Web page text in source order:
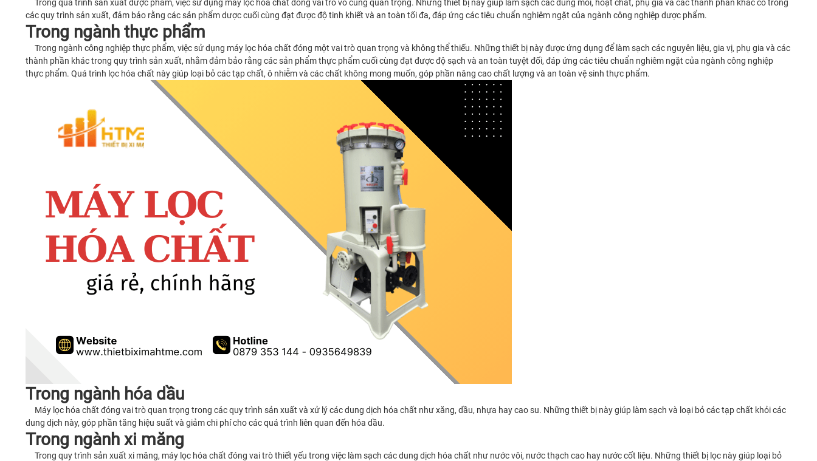
Trong quá trình sản xuất dược phẩm, việc sử dụng máy lọc hóa chất đóng vai trò vô cùng quan trọng. Những thiết bị này giúp làm sạch các dung môi, hoạt chất, phụ gia và các thành phần khác có trong
các quy trình sản xuất, đảm bảo rằng các sản phẩm dược cuối cùng đạt được độ tinh khiết và an toàn tối đa, đáp ứng các tiêu chuẩn nghiêm ngặt của ngành công nghiệp dược phẩm.
Trong ngành thực phẩm
Trong ngành công nghiệp thực phẩm, việc sử dụng máy lọc hóa chất đóng một vai trò quan trọng và không thể thiếu. Những thiết bị này được ứng dụng để làm sạch các nguyên liệu, gia vị, phụ gia và các
thành phần khác trong quy trình sản xuất, nhằm đảm bảo rằng các sản phẩm thực phẩm cuối cùng đạt được độ sạch và an toàn tuyệt đối, đáp ứng các tiêu chuẩn nghiêm ngặt của ngành công nghiệp
thực phẩm. Quá trình lọc hóa chất này giúp loại bỏ các tạp chất, ô nhiễm và các chất không mong muốn, góp phần nâng cao chất lượng và an toàn vệ sinh thực phẩm.
Trong ngành hóa dầu
Máy lọc hóa chất đóng vai trò quan trọng trong các quy trình sản xuất và xử lý các dung dịch hóa chất như xăng, dầu, nhựa hay cao su. Những thiết bị này giúp làm sạch và loại bỏ các tạp chất khỏi các
dung dịch này, góp phần tăng hiệu suất và giảm chi phí cho các quá trình liên quan đến hóa dầu.
Trong ngành xi măng
Trong quy trình sản xuất xi măng, máy lọc hóa chất đóng vai trò thiết yếu trong việc làm sạch các dung dịch hóa chất như nước vôi, nước thạch cao hay nước cốt liệu. Những thiết bị lọc này giúp loại bỏ